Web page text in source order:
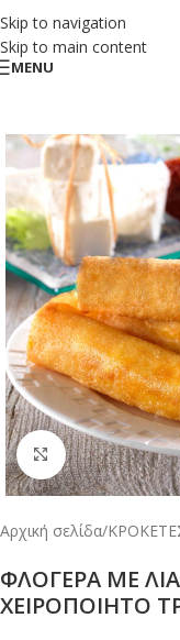
Skip to navigation
Skip to main content
MENU
Κλικ για
Αρχική σελίδα/
ΦΛΟΓΕΡΑ ΜΕ
ΧΕΙΡΟΠΟΙΗΤΟ